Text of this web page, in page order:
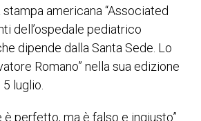
americana “Associated
dell’ospedale pediatrico
dipende dalla Santa Sede. Lo
Romano” nella sua edizione
luglio.
è perfetto, ma è falso e ingiusto”